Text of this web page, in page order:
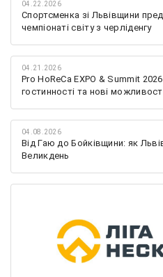
04.22.2026
Спортсменка зі Львівщини
чемпіонаті світу з черліденгу
04.21.2026
Pro HoReCa EXPO & Summit
гостинності та нові
04.08.2026
Від Гаю до Бойківщини: як
Великдень